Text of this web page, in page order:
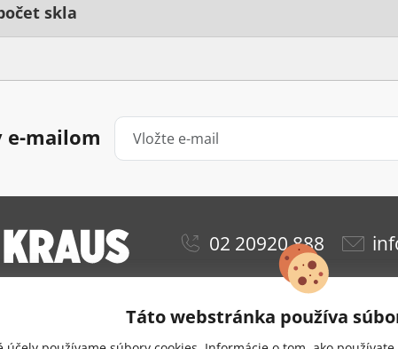
skla
e-mailom
02 20920 888
Táto webstránka používa